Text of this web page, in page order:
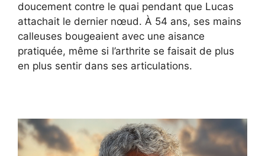
doucement contre le quai pendant que Lucas
attachait le dernier nœud. À 54 ans, ses mains
calleuses bougeaient avec une aisance
pratiquée, même si l’arthrite se faisait de plus
en plus sentir dans ses articulations.